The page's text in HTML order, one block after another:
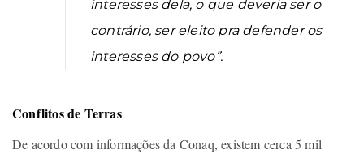
interesses dela, o que deveria ser o
contrário, ser eleito pra defender os
interesses do povo”.
Conflitos de Terras
De acordo com informações da Conaq, existem cerca 5 mil